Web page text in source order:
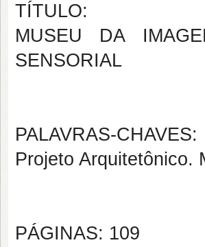
TÍTULO:
MUSEU DA
SENSORIAL
PALAVRAS-CHAVES:
Projeto Arquitetônico.
PÁGINAS: 109